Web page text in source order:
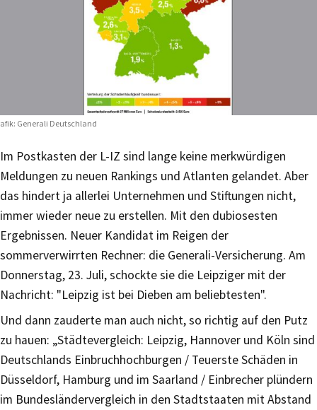
Generali Deutschland
Im Postkasten der L-IZ sind lange keine merkwürdigen
Meldungen zu neuen Rankings und Atlanten gelandet. Aber
das hindert ja allerlei Unternehmen und Stiftungen nicht,
immer wieder neue zu erstellen. Mit den dubiosesten
Ergebnissen. Neuer Kandidat im Reigen der
sommerverwirrten Rechner: die Generali-Versicherung. Am
Donnerstag, 23. Juli, schockte sie die Leipziger mit der
Nachricht: "Leipzig ist bei Dieben am beliebtesten".
Und dann zauderte man auch nicht, so richtig auf den Putz
zu hauen: „Städtevergleich: Leipzig, Hannover und Köln sind
Deutschlands Einbruchhochburgen / Teuerste Schäden in
Düsseldorf, Hamburg und im Saarland / Einbrecher plündern
im Bundesländervergleich in den Stadtstaaten mit Abstand